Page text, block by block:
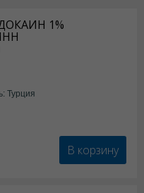
1%
Турция
В корзину